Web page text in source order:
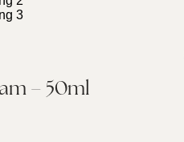
– 50ml